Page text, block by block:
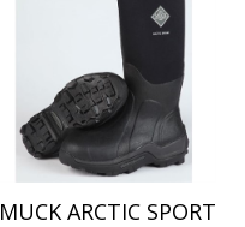
MUCK ARCTIC SPORT